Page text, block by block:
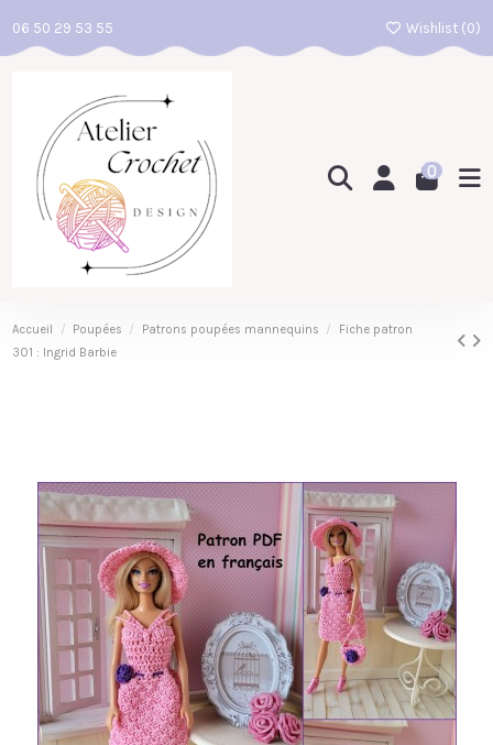
06 50 29 53 55 Wishlist (0)
0
Accueil Poupées Patrons poupées mannequins
Fiche patron
301 : Ingrid Barbie